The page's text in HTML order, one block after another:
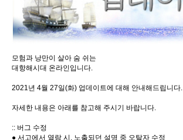
모험과 낭만이 살아 숨 쉬는
대항해시대 온라인입니다.
2021년 4월 27일(화) 업데이트에 대해 안내해드립니다.
자세한 내용은 아래를 참고해 주시기 바랍니다.
:: 버그 수정
● 서고에서 열람 시, 노출되던 설명 중 오탈자 수정